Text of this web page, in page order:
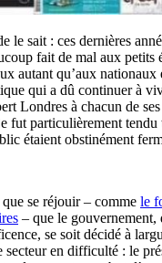
le sait : ces dernières
fait de mal aux petits
autant qu’aux nationaux
qui a dû continuer à
Londres à chacun de
fut particulièrement tendu
étaient obstinément
se réjouir – comme le
– que le gouvernement,
se soit décidé à
secteur en difficulté : le